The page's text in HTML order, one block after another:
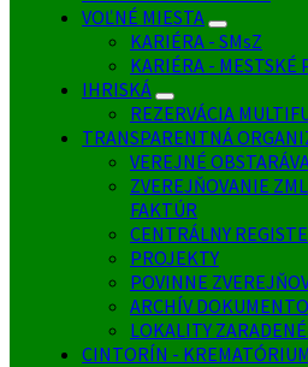
VOĽNÉ MIESTA
KARIÉRA - SMsZ
KARIÉRA - MESTSKÉ
IHRISKÁ
REZERVÁCIA
TRANSPARENTNÁ
VEREJNÉ
ZVEREJŇOVANIE
FAKTÚR
CENTRÁLNY
PROJEKTY
POVINNE
ARCHÍV
LOKALITY
CINTORÍN - KREMATÓRIUM